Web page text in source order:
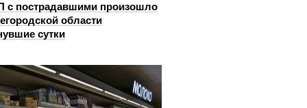
с пострадавшими произошло
области
сутки